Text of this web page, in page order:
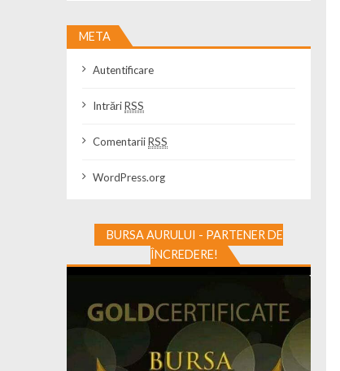
META
Autentificare
IntrăriRSS
ComentariiRSS
WordPress.org
BURSA AURULUI - PARTENER DE
ÎNCREDERE!